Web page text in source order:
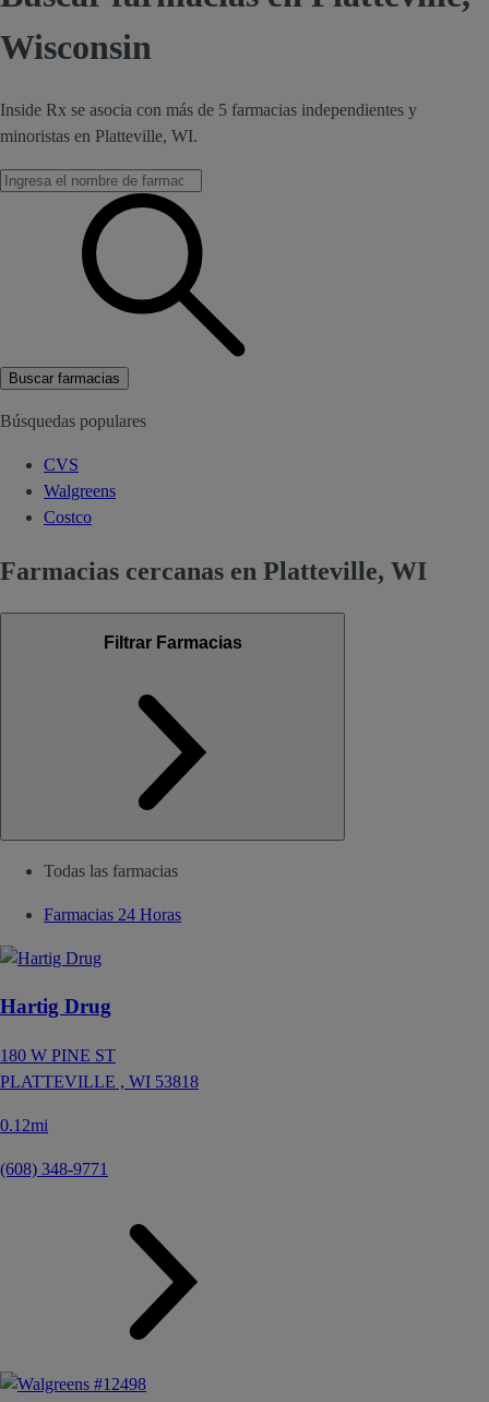
Wisconsin
Inside Rx se asocia con más de 5 farmacias independientes y
minoristas en Platteville, WI.
Buscar farmacias
Búsquedas populares
CVS
Walgreens
Costco
Farmacias cercanas en Platteville, WI
Filtrar Farmacias
Todas las farmacias
Farmacias 24 Horas
Hartig Drug
180 W PINE ST
PLATTEVILLE , WI 53818
0.12mi
(608) 348-9771